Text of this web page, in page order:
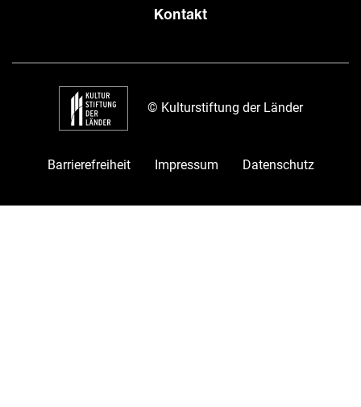
Kontakt
© Kulturstiftung der Länder
Barrierefreiheit Impressum Datenschutz